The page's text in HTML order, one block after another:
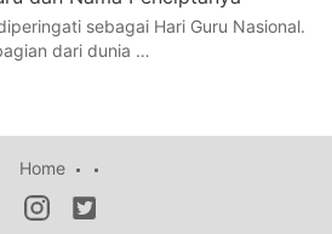
sebagai Hari Guru Nasional.
dari dunia …
Home